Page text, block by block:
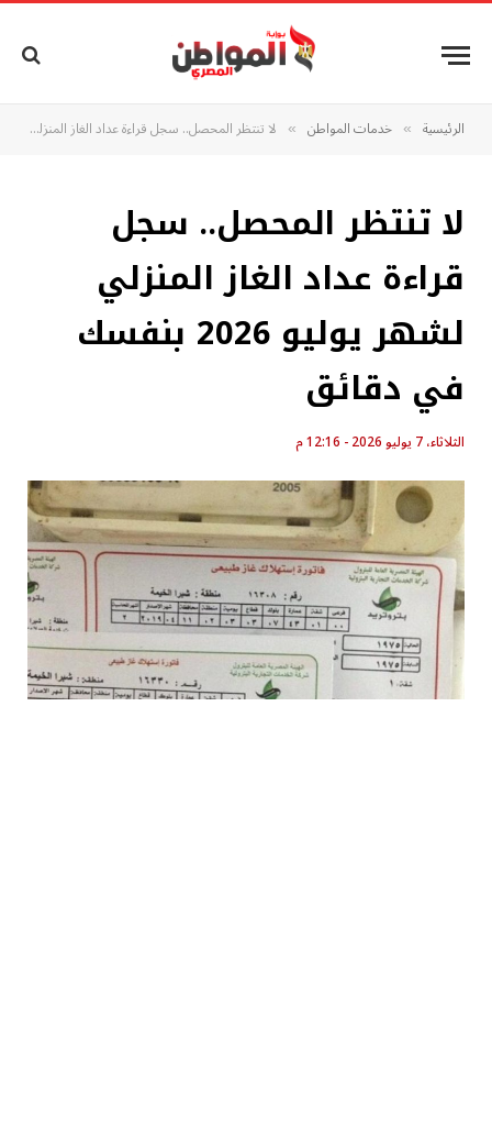
الرئيسية » خدمات المواطن » لا تنتظر المحصل.. سجل قراءة عداد الغاز المنزلي لشهر يوليو 2026 بنفسك في دقائق
لا تنتظر المحصل.. سجل
قراءة عداد الغاز المنزلي
لشهر يوليو 2026 بنفسك
في دقائق
الثلاثاء، 7 يوليو 2026 - 12:16 م